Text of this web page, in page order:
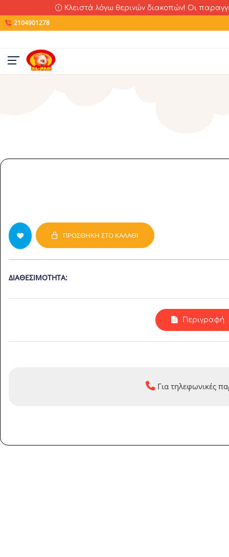
Κλειστά λόγω θερινών διακοπών! Οι
2104901278
ΠΡΟΣΘΉΚΗ ΣΤΟ ΚΑΛΆΘΙ
ΔΙΑΘΕΣΙΜΌΤΗΤΑ:
Περιγραφή
Για τηλεφωνικές